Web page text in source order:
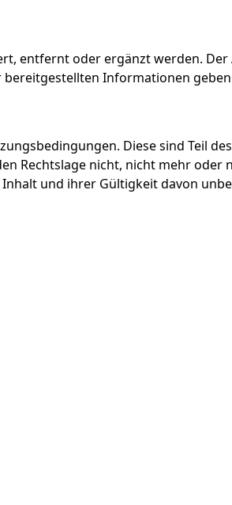
entfernt oder ergänzt werden.
Informationen
Diese sind Teil
Rechtslage nicht, nicht mehr oder
und ihrer Gültigkeit davon